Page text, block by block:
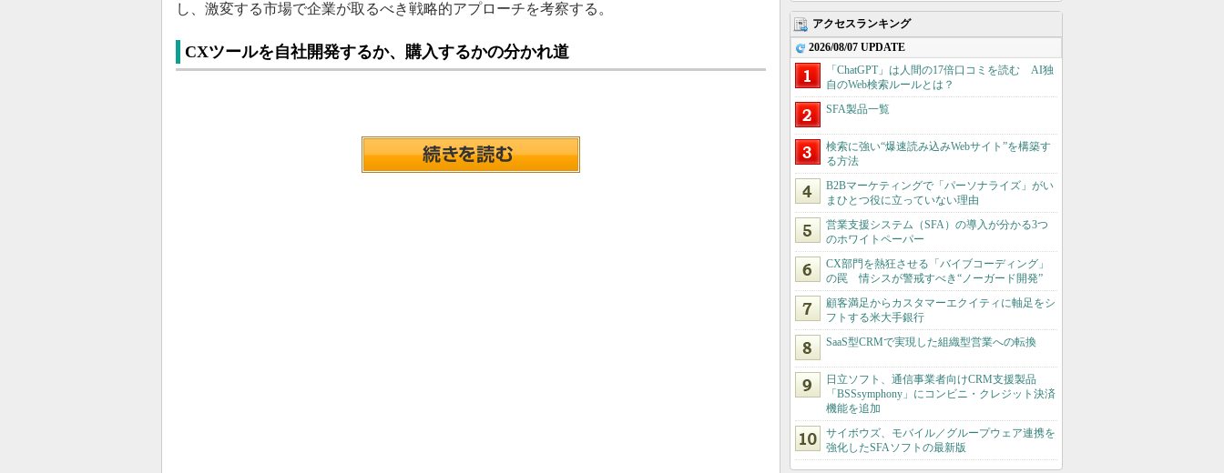
し、激変する市場で企業が取るべき戦略的アプローチを考察する。
CXツールを自社開発するか、購入するかの分かれ道
アクセスランキング
2026/08/07 UPDATE
「ChatGPT」は人間の17倍口コミを読む AI独
自のWeb検索ルールとは？
SFA製品一覧
検索に強い“爆速読み込みWebサイト”を構築す
る方法
B2Bマーケティングで「パーソナライズ」がい
まひとつ役に立っていない理由
営業支援システム（SFA）の導入が分かる3つ
のホワイトペーパー
CX部門を熱狂させる「バイブコーディング」
の罠 情シスが警戒すべき“ノーガード開発”
顧客満足からカスタマーエクイティに軸足をシ
フトする米大手銀行
SaaS型CRMで実現した組織型営業への転換
日立ソフト、通信事業者向けCRM支援製品
「BSSsymphony」にコンビニ・クレジット決済
機能を追加
サイボウズ、モバイル／グループウェア連携を
強化したSFAソフトの最新版